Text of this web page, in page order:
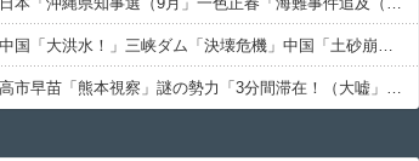
中国「大洪水！」三峡ダム「決壊危機」中国「土砂崩れと洪水被害の対策強化！」中国政府「三峡ﾀﾞﾑ周辺を重点強化」中国ダム「決壊」中国「現場封鎖！（空撮削除」→
高市早苗「熊本視察」謎の勢力「3分間滞在！（大嘘」内閣広報官「事実無根（全否定」高市早苗「51分間視察（首相動静」マスコミ「被災者証言で10秒！（印象操作」→